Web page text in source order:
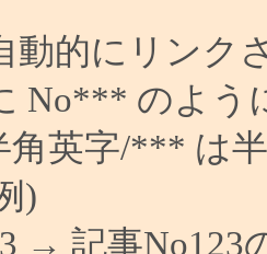
動的にリンク
No*** のよう
角英字/*** は
)
→ 記事No123